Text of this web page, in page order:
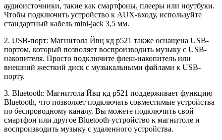
аудиоисточники, такие как смартфоны, плееры или ноутбуки.
Чтобы подключить устройство к AUX-входу, используйте
стандартный кабель mini-jack 3,5 мм.
2. USB-порт: Магнитола Йвц кд р521 также оснащена USB-
портом, который позволяет воспроизводить музыку с USB-
накопителя. Просто подключите флеш-накопитель или
внешний жесткий диск с музыкальными файлами к USB-
порту.
3. Bluetooth: Магнитола Йвц кд р521 поддерживает функцию
Bluetooth, что позволяет подключать совместимые устройства
по беспроводному каналу. Вы можете подключить свой
смартфон или другое Bluetooth-устройство к магнитоле и
воспроизводить музыку с удаленного устройства.